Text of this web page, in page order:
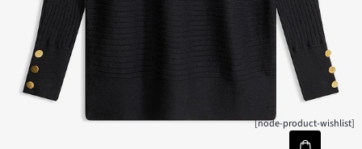
[node-product-wishlist]